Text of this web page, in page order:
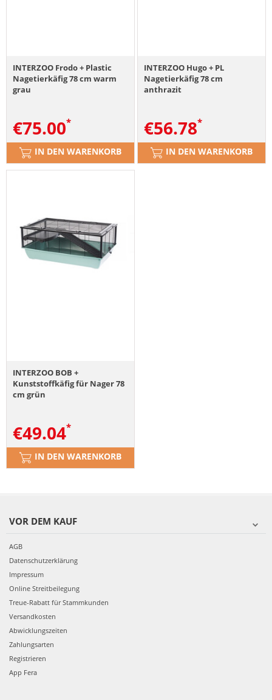
INTERZOO Frodo + Plastic
Nagetierkäfig 78 cm warm
grau
€75.00
IN DEN WARENKORB
INTERZOO Hugo + PL
Nagetierkäfig 78 cm
anthrazit
€56.78
IN DEN WARENKORB
INTERZOO BOB +
Kunststoffkäfig für Nager 78
cm grün
€49.04
IN DEN WARENKORB
VOR DEM KAUF
AGB
Datenschutzerklärung
Impressum
Online Streitbeilegung
Treue-Rabatt für Stammkunden
Versandkosten
Abwicklungszeiten
Zahlungsarten
Registrieren
App Fera